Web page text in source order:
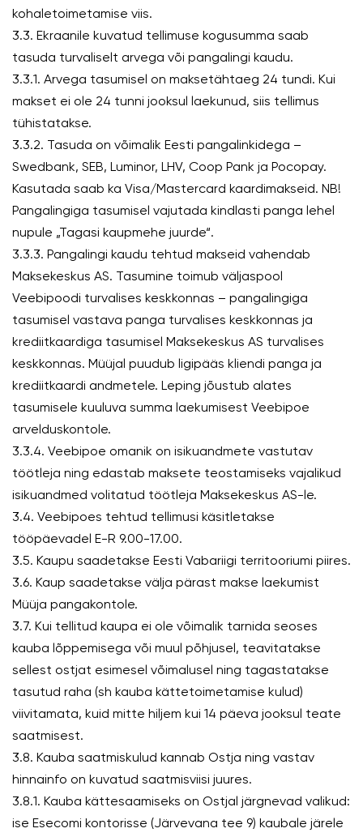
kohaletoimetamise viis.
3.3. Ekraanile kuvatud tellimuse kogusumma saab
tasuda turvaliselt arvega või pangalingi kaudu.
3.3.1. Arvega tasumisel on maksetähtaeg 24 tundi. Kui
makset ei ole 24 tunni jooksul laekunud, siis tellimus
tühistatakse.
3.3.2. Tasuda on võimalik Eesti pangalinkidega –
Swedbank, SEB, Luminor, LHV, Coop Pank ja Pocopay.
Kasutada saab ka Visa/Mastercard kaardimakseid. NB!
Pangalingiga tasumisel vajutada kindlasti panga lehel
nupule „Tagasi kaupmehe juurde“.
3.3.3. Pangalingi kaudu tehtud makseid vahendab
Maksekeskus AS. Tasumine toimub väljaspool
Veebipoodi turvalises keskkonnas – pangalingiga
tasumisel vastava panga turvalises keskkonnas ja
krediitkaardiga tasumisel Maksekeskus AS turvalises
keskkonnas. Müüjal puudub ligipääs kliendi panga ja
krediitkaardi andmetele. Leping jõustub alates
tasumisele kuuluva summa laekumisest Veebipoe
arvelduskontole.
3.3.4. Veebipoe omanik on isikuandmete vastutav
töötleja ning edastab maksete teostamiseks vajalikud
isikuandmed volitatud töötleja Maksekeskus AS-le.
3.4. Veebipoes tehtud tellimusi käsitletakse
tööpäevadel E-R 9.00-17.00.
3.5. Kaupu saadetakse Eesti Vabariigi territooriumi piires.
3.6. Kaup saadetakse välja pärast makse laekumist
Müüja pangakontole.
3.7. Kui tellitud kaupa ei ole võimalik tarnida seoses
kauba lõppemisega või muul põhjusel, teavitatakse
sellest ostjat esimesel võimalusel ning tagastatakse
tasutud raha (sh kauba kättetoimetamise kulud)
viivitamata, kuid mitte hiljem kui 14 päeva jooksul teate
saatmisest.
3.8. Kauba saatmiskulud kannab Ostja ning vastav
hinnainfo on kuvatud saatmisviisi juures.
3.8.1. Kauba kättesaamiseks on Ostjal järgnevad valikud:
ise Esecomi kontorisse (Järvevana tee 9) kaubale järele